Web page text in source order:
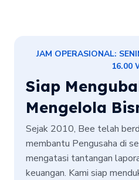
JAM OPERASIONAL:
16.00
Siap
Mengelola
Sejak 2010, Bee telah
membantu Pengusaha di
mengatasi tantangan
keuangan. Kami siap